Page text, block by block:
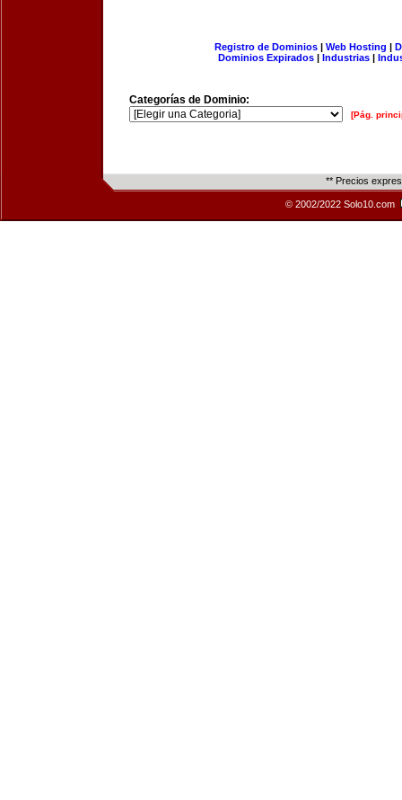
Registro de Dominios| Web Hosting |
Dominios Expirados | Industrias |
Categorías de Dominio:
[Pág.
** Precios
© 2002/2022 Solo10.com